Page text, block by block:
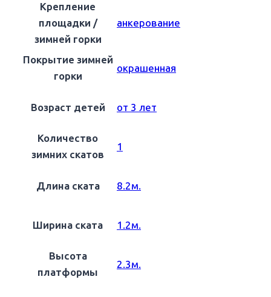
Крепление
площадки /
зимней горки
анкерование
Покрытие зимней
горки
окрашенная
Возраст детей от 3 лет
Количество
зимних скатов
1
Длина ската 8.2м.
Ширина ската 1.2м.
Высота
платформы
2.3м.